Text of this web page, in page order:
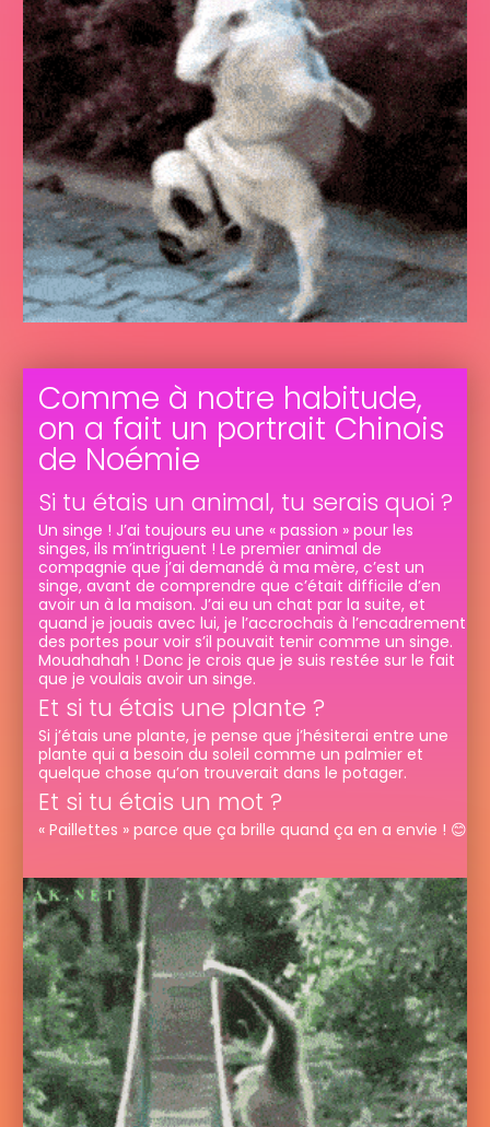
Comme à notre habitude,
on a fait un portrait Chinois
de Noémie
Si tu étais un animal, tu serais quoi ?
Un singe ! J’ai toujours eu une « passion » pour les
singes, ils m’intriguent ! Le premier animal de
compagnie que j’ai demandé à ma mère, c’est un
singe, avant de comprendre que c’était difficile d’en
avoir un à la maison. J’ai eu un chat par la suite, et
quand je jouais avec lui, je l’accrochais à l’encadrement
des portes pour voir s’il pouvait tenir comme un singe.
Mouahahah ! Donc je crois que je suis restée sur le fait
que je voulais avoir un singe.
Et si tu étais une plante ?
Si j’étais une plante, je pense que j’hésiterai entre une
plante qui a besoin du soleil comme un palmier et
quelque chose qu’on trouverait dans le potager.
Et si tu étais un mot ?
« Paillettes » parce que ça brille quand ça en a envie ! 😊